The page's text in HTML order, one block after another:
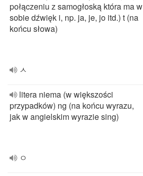
połączeniu z samogłoską która ma w
sobie dźwięk i, np. ja, je, jo itd.) t (na
końcu słowa)
ㅅ
litera niema (w większości
przypadków) ng (na końcu wyrazu,
jak w angielskim wyrazie sing)
ㅇ